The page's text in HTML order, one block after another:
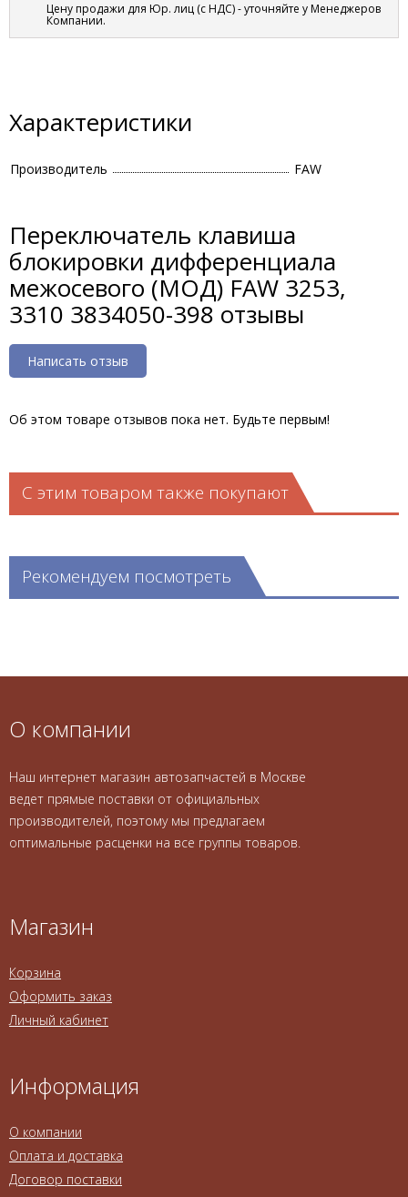
Цену продажи для Юр. лиц (с НДС) - уточняйте у Менеджеров
Компании.
Характеристики
Производитель FAW
Переключатель клавиша
блокировки дифференциала
межосевого (МОД) FAW 3253,
3310 3834050-398 отзывы
Написать отзыв
Об этом товаре отзывов пока нет. Будьте первым!
С этим товаром также покупают
Рекомендуем посмотреть
О компании
Наш интернет магазин автозапчастей в Москве
ведет прямые поставки от официальных
производителей, поэтому мы предлагаем
оптимальные расценки на все группы товаров.
Магазин
Корзина
Оформить заказ
Личный кабинет
Информация
О компании
Оплата и доставка
Договор поставки